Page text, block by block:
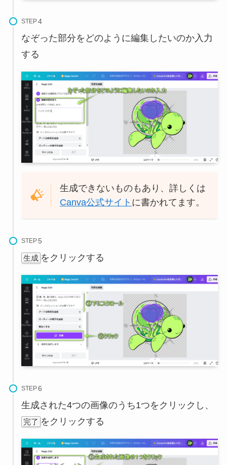
STEP
なぞった部分をどのように編集したいのか入力
する
生成できないものもあり、詳しくは
Canva公式サイト に書かれてます。
STEP
生成 をクリックする
STEP
生成された4つの画像のうち1つをクリックし、
完了 をクリックする